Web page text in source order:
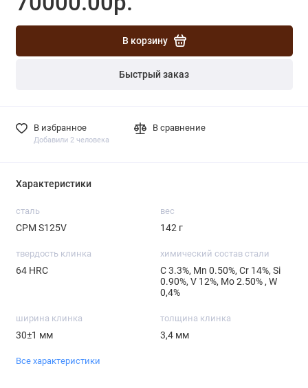
В корзину
Быстрый заказ
В избранное
Добавили 2 человека
В сравнение
Характеристики
сталь
СРМ S125V
вес
142 г
твердость клинка
64 HRC
химический состав стали
С 3.3%, Mn 0.50%, Cr 14%, Si
0.90%, V 12%, Mo 2.50% , W
0,4%
ширина клинка
30±1 мм
толщина клинка
3,4 мм
Все характеристики